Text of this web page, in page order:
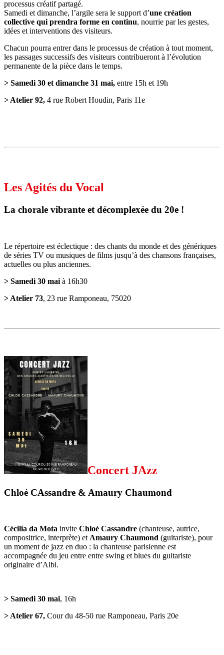
processus créatif partagé.
Samedi et dimanche, l’argile sera le support d’une création
collective qui prendra forme en continu, nourrie par les gestes,
idées et interventions des visiteurs.
Chacun pourra entrer dans le processus de création à tout moment,
les passages successifs des visiteurs contribueront à l’évolution
permanente de la pièce dans le temps.
> Samedi 30 et dimanche 31 mai, entre 15h et 19h
> Atelier 92, 4 rue Robert Houdin, Paris 11e
Les Agités du Vocal
La chorale vibrante et décomplexée du 20e !
Le répertoire est éclectique : des chants du monde et des génériques
de séries TV ou musiques de films jusqu’à des chansons françaises,
actuelles ou plus anciennes.
> Samedi 30 mai à 16h30
> Atelier 73, 23 rue Ramponeau, 75020
Concert JAzz
Chloé CAssandre & Amaury Chaumond
Cécilia da Mota invite Chloé Cassandre (chanteuse, autrice,
compositrice, interprète) etAmaury Chaumond (guitariste), pour
un moment de jazz en duo : la chanteuse parisienne est
accompagnée du jeu entre entre swing et blues du guitariste
originaire d’Albi.
> Samedi 30 mai, 16h
> Atelier 67, Cour du 48-50 rue Ramponeau, Paris 20e